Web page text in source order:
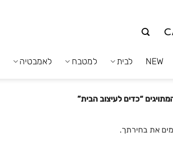
NEW לבית למטבח לאמבטיה
“כדים לעיצוב הבית”
את בחירתך.